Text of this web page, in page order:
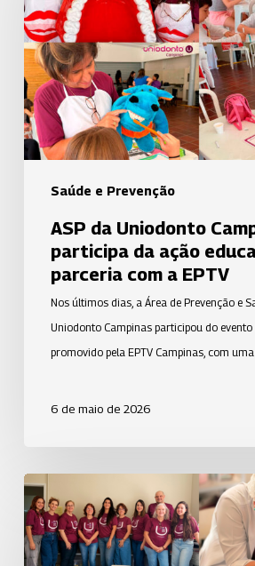
Saúde e Prevenção
Campinas
participa
da
ação
educativa
em
parceria
com
EPTVASP da Uniodonto
participa da ação
parceria com a EPTV
Nos últimos dias, a Área de Prevenção e
Uniodonto Campinas participou do
promovido pela EPTV Campinas, com
6 de maio de 2026
Área
de
Prevenção
e